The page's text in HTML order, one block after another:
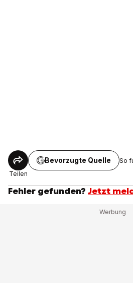
Teilen
Bevorzugte Quelle So
Fehler gefunden? Jetzt